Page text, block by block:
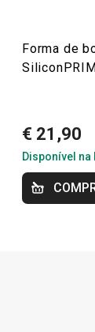
Disponível
Forma de
€ 21,90
Disponível